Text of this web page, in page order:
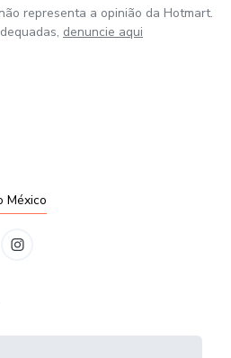
representa a opinião da Hotmart.
denuncie aqui
México